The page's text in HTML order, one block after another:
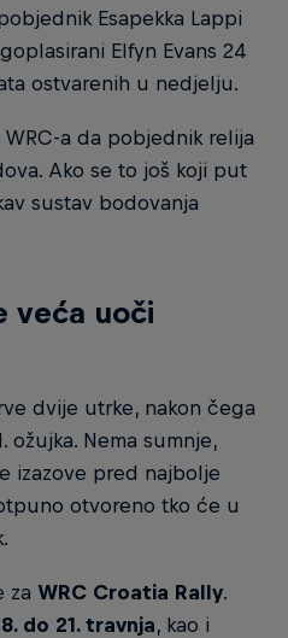
Esapekka Lappi
Elfyn Evans 24
ostvarenih u nedjelju.
a da pobjednik relija
Ako se to još koji put
sustav bodovanja
veća uoči
dvije utrke, nakon čega
ožujka. Nema sumnje,
izazove pred najbolje
otvoreno tko će u
za WRC Croatia Rally.
do 21. travnja, kao i